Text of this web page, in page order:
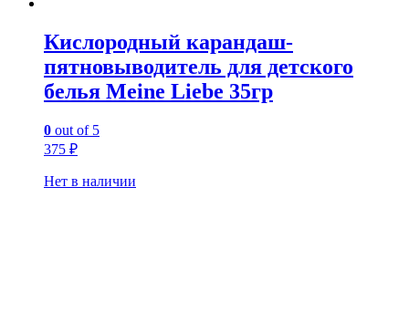
Кислородный карандаш-
пятновыводитель для детского
белья Meine Liebe 35гр
0 out of 5
375 ₽
Нет в наличии